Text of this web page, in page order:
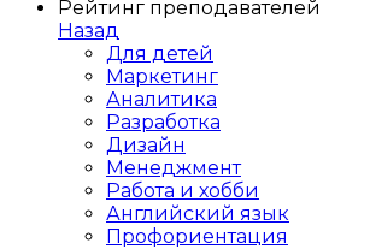
Рейтинг преподавателей
Назад
Для детей
Маркетинг
Аналитика
Разработка
Дизайн
Менеджмент
Работа и хобби
Английский язык
Профориентация